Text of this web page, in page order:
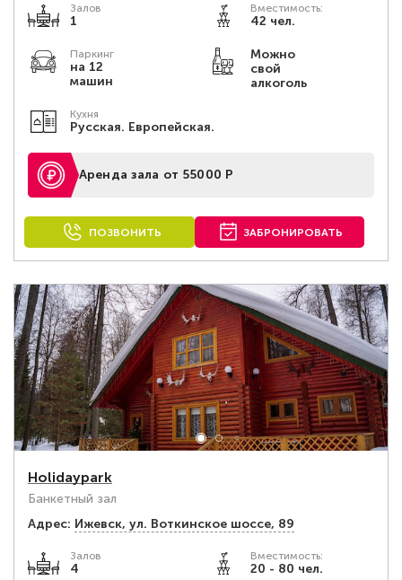
Залов
1
Вместимость:
42 чел.
Паркинг
на 12
машин
Можно
свой
алкоголь
Кухня
Русская. Европейская.
Аренда зала от 55000 Р
ПОЗВОНИТЬ ЗАБРОНИРОВАТЬ
Holidaypark
Банкетный зал
Адрес: Ижевск, ​ул. Воткинское шоссе, 89
Залов
4
Вместимость:
20 - 80 чел.